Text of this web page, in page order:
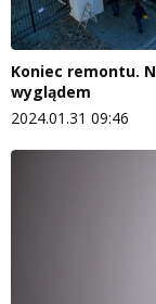
Koniec remontu.
wyglądem
2024.01.31 09:46